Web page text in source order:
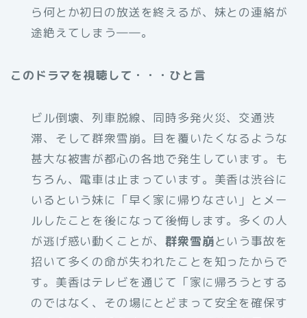
ら何とか初日の放送を終えるが、妹との連絡が
途絶えてしまう――。
このドラマを視聴して・・・ひと言
ビル倒壊、列車脱線、同時多発火災、交通渋
滞、そして群衆雪崩。目を覆いたくなるような
甚大な被害が都心の各地で発生しています。も
ちろん、電車は止まっています。美香は渋谷に
いるという妹に「早く家に帰りなさい」とメー
ルしたことを後になって後悔します。多くの人
が逃げ惑い動くことが、群衆雪崩という事故を
招いて多くの命が失われたことを知ったからで
す。美香はテレビを通じて「家に帰ろうとする
のではなく、その場にとどまって安全を確保す